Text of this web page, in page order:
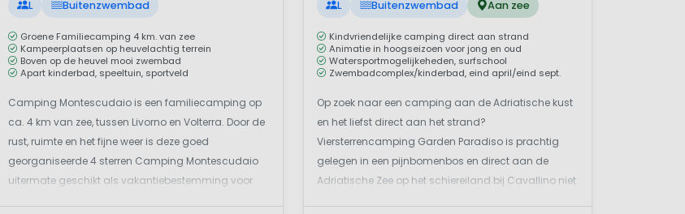
L Buitenzwembad
Groene Familiecamping 4 km. van zee
Kampeerplaatsen op heuvelachtig terrein
Boven op de heuvel mooi zwembad
Apart kinderbad, speeltuin, sportveld
Camping Montescudaio is een familiecamping op
ca. 4 km van zee, tussen Livorno en Volterra. Door de
rust, ruimte en het fijne weer is deze goed
georganiseerde 4 sterren Camping Montescudaio
uitermate geschikt als vakantiebestemming voor
L Buitenzwembad Aan zee
Kindvriendelijke camping direct aan strand
Animatie in hoogseizoen voor jong en oud
Watersportmogelijkeheden, surfschool
Zwembadcomplex/kinderbad, eind april/eind sept.
Op zoek naar een camping aan de Adriatische kust
en het liefst direct aan het strand?
Viersterrencamping Garden Paradiso is prachtig
gelegen in een pijnbomenbos en direct aan de
Adriatische Zee op het schiereiland bij Cavallino niet